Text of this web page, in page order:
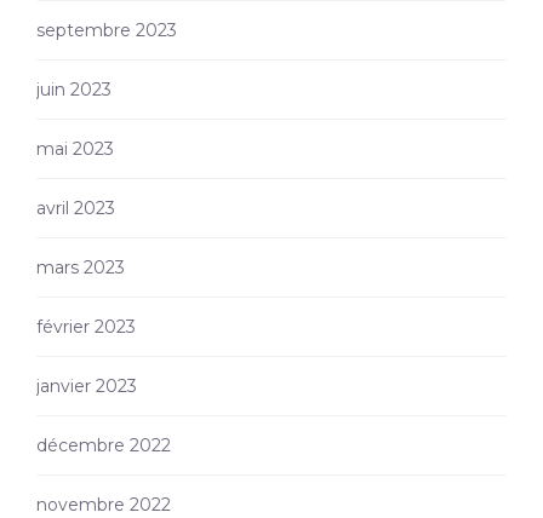
septembre 2023
juin 2023
mai 2023
avril 2023
mars 2023
février 2023
janvier 2023
décembre 2022
novembre 2022